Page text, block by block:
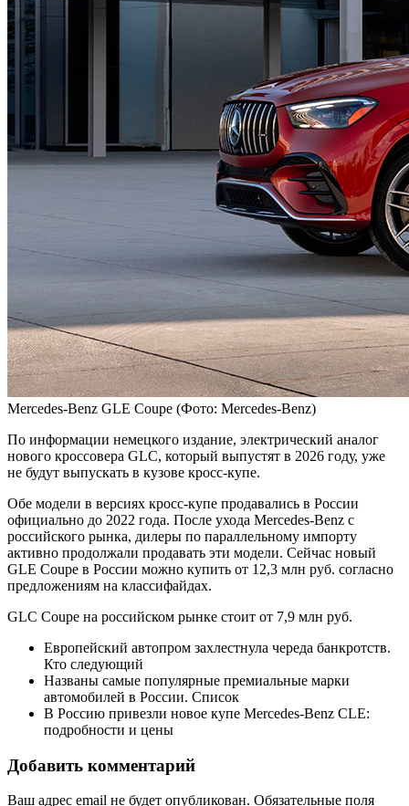
Mercedes-Benz GLE Coupe (Фото: Mercedes-Benz)
По информации немецкого издание, электрический аналог
нового кроссовера GLC, который выпустят в 2026 году, уже
не будут выпускать в кузове кросс-купе.
Обе модели в версиях кросс-купе продавались в России
официально до 2022 года. После ухода Mercedes-Benz с
российского рынка, дилеры по параллельному импорту
активно продолжали продавать эти модели. Сейчас новый
GLE Coupe в России можно купить от 12,3 млн руб. согласно
предложениям на классифайдах.
GLC Coupe на российском рынке стоит от 7,9 млн руб.
Европейский автопром захлестнула череда банкротств.
Кто следующий
Названы самые популярные премиальные марки
автомобилей в России. Список
В Россию привезли новое купе Mercedes-Benz CLE:
подробности и цены
Добавить комментарий
Ваш адрес email не будет опубликован. Обязательные поля